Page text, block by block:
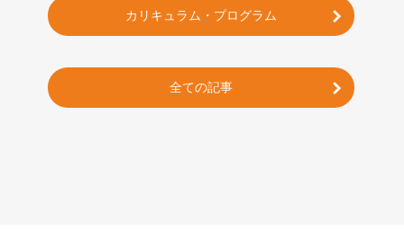
カリキュラム・プログラム
全ての記事